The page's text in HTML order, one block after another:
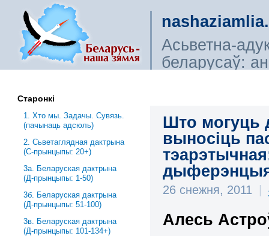
Асьветна-
беларусаў:
Што могуць
выносіць
26 снежня, 2011 |
Алесь
Старонкі
1. Хто мы. Задачы. Сувязь.
(пачынаць адсюль)
2. Сьветаглядная дактрына
(С-прынцыпы: 20+)
3a. Беларуская дактрына
(Д-прынцыпы: 1-50)
3б. Беларуская дактрына
(Д-прынцыпы: 51-100)
3в. Беларуская дактрына
(Д-прынцыпы: 101-134+)